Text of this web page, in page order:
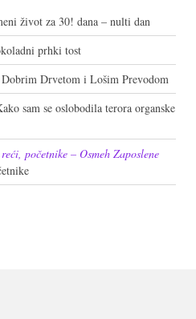
život za 30! dana – nulti dan
prhki tost
Drvetom i Lošim Prevodom
sam se oslobodila terora organske
početnike – Osmeh Zaposlene